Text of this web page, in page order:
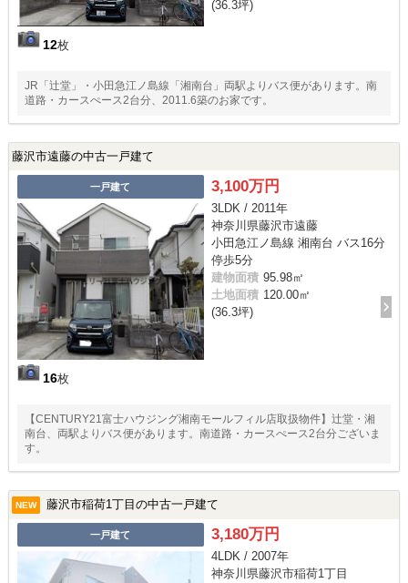
12枚
(36.3坪)
JR「辻堂」・小田急江ノ島線「湘南台」両駅よりバス便があります。南
道路・カースぺース2台分、2011.6築のお家です。
藤沢市遠藤の中古一戸建て
一戸建て
16枚
3,100万円
3LDK / 2011年
神奈川県藤沢市遠藤
小田急江ノ島線 湘南台 バス16分
停歩5分
建物面積 95.98㎡
土地面積 120.00㎡
(36.3坪)
【CENTURY21富士ハウジング湘南モールフィル店取扱物件】辻堂・湘
南台、両駅よりバス便があります。南道路・カースぺース2台分ございま
す。
NEW 藤沢市稲荷1丁目の中古一戸建て
一戸建て 3,180万円
4LDK / 2007年
神奈川県藤沢市稲荷1丁目